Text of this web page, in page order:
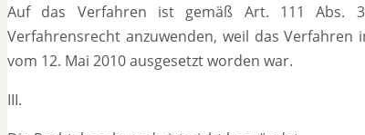
Auf das Verfahren ist gemäß Art. 111 Abs.
Verfahrensrecht anzuwenden, weil das
vom 12. Mai 2010 ausgesetzt worden war.
III.